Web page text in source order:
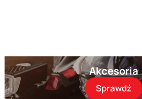
Akcesoria
Sprawdź